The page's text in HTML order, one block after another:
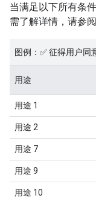
当满足以下所有条
需了解详情，请参阅
图例：✅ 征得用户
用途
用途 1
用途 2
用途 7
用途 9
用途 10